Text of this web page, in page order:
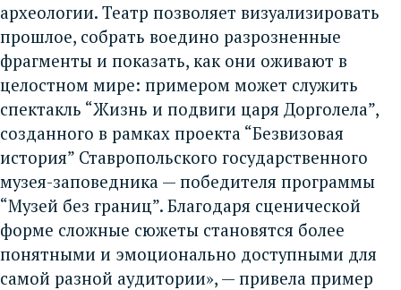
археологии. Театр позволяет визуализировать
прошлое, собрать воедино разрозненные
фрагменты и показать, как они оживают в
целостном мире: примером может служить
спектакль “Жизнь и подвиги царя Дорголела”,
созданного в рамках проекта “Безвизовая
история” Ставропольского государственного
музея-заповедника — победителя программы
“Музей без границ”. Благодаря сценической
форме сложные сюжеты становятся более
понятными и эмоционально доступными для
самой разной аудитории», — привела пример